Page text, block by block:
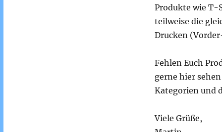
Produkte wie T-
teilweise die
Drucken
Fehlen Euch
gerne hier
Kategorien und
Viele Grüße,